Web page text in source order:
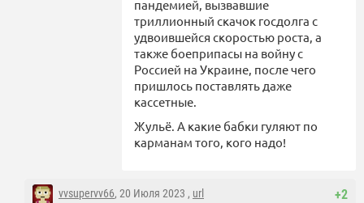
пандемией, вызвавшие
триллионный скачок госдолга с
удвоившейся скоростью роста, а
также боеприпасы на войну с
Россией на Украине, после чего
пришлось поставлять даже
кассетные.
Жульё. А какие бабки гуляют по
карманам того, кого надо!
+2
vvsupervv66, 20 Июля 2023 , url